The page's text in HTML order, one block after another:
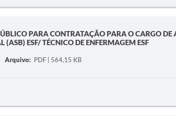
PARA CONTRATAÇÃO PARA O CARGO DE
ESF/ TÉCNICO DE ENFERMAGEM ESF
Arquivo: PDF | 564,15 KB